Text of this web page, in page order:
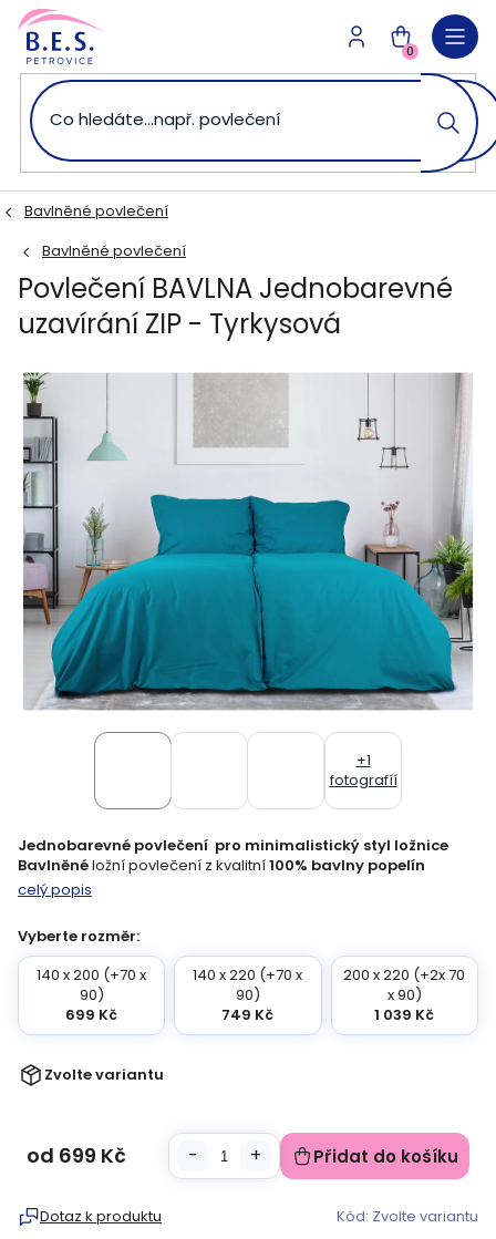
Přejít
obsah
NÁKUPNÍ
KOŠÍK
0
Bavlněné povlečení
Bavlněné povlečení
Povlečení BAVLNA Jednobarevné
uzavírání ZIP - Tyrkysová
+1
fotografíí
Zvolte variantu
Vyberte rozměr:
140 x 200 (+70 x
90)
699 Kč
140 x 220 (+70 x
90)
749 Kč
200 x 220 (+2x 70
x 90)
1 039 Kč
Jednobarevné povlečení pro minimalistický styl ložnice
Bavlněnéložní povlečení z kvalitní100% bavlny popelín
celý popis
Dotaz k produktu Kód: Zvolte variantu
od 699 Kč Přidat do košíku